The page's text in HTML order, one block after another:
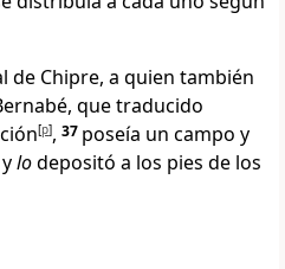
de Chipre, a quien también
, que traducido
[p], 37 poseía un campo y
lodepositó a los pies de los